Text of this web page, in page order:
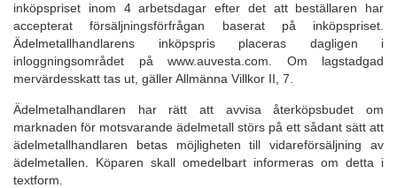
inköpspriset inom 4 arbetsdagar efter det att beställaren har
accepterat försäljningsförfrågan baserat på inköpspriset.
Ädelmetallhandlarens inköpspris placeras dagligen i
inloggningsområdet på www.auvesta.com. Om lagstadgad
mervärdesskatt tas ut, gäller Allmänna Villkor II, 7.
Ädelmetalhandlaren har rätt att avvisa återköpsbudet om
marknaden för motsvarande ädelmetall störs på ett sådant sätt att
ädelmetallhandlaren betas möjligheten till vidareförsäljning av
ädelmetallen. Köparen skall omedelbart informeras om detta i
textform.